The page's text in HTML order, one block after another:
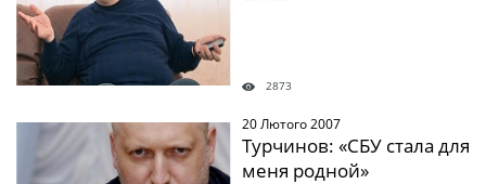
2873
20 Лютого 2007
Турчинов: «СБУ стала для
меня родной»